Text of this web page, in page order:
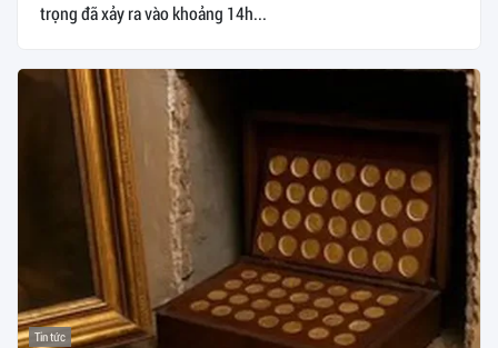
trọng đã xảy ra vào khoảng 14h...
Tin tức